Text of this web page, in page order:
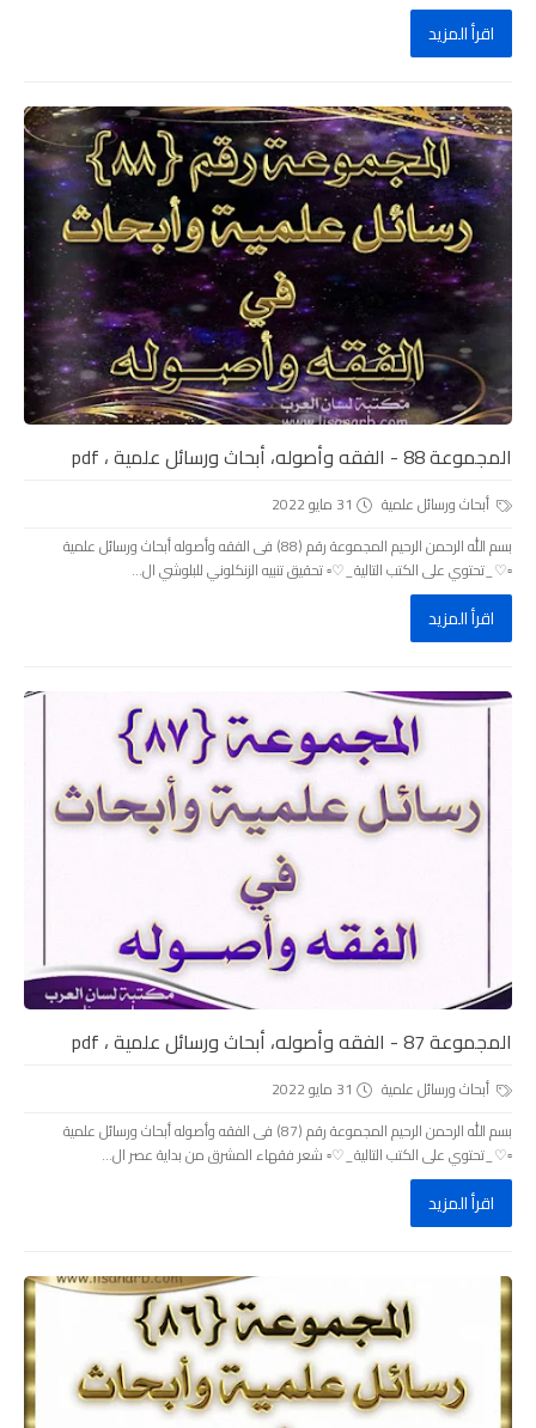
اقرأ المزيد
المجموعة 88 - الفقه وأصوله، أبحاث ورسائل علمية ، pdf
أبحاث ورسائل علمية
31 مايو 2022
بسم الله الرحمن الرحيم المجموعة رقم (88) فى الفقه وأصوله أبحاث ورسائل علمية
▫️♡_تحتوي على الكتب التالية_♡▫️ تحقيق تنبيه الزنكلوني للبلوشي ال...
اقرأ المزيد
المجموعة 87 - الفقه وأصوله، أبحاث ورسائل علمية ، pdf
أبحاث ورسائل علمية
31 مايو 2022
بسم الله الرحمن الرحيم المجموعة رقم (87) فى الفقه وأصوله أبحاث ورسائل علمية
▫️♡_تحتوي على الكتب التالية_♡▫️ شعر فقهاء المشرق من بداية عصر ال...
اقرأ المزيد